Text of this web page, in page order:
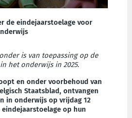
de eindejaarstoelage voor
is van toepassing op de
het onderwijs in 2025.
en onder voorbehoud van
Staatsblad, ontvangen
in onderwijs op vrijdag 12
eindejaarstoelage op hun